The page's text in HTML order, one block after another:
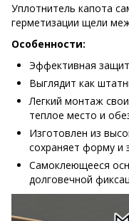
Уплотнитель капота
герметизации щели
Особенности:
Эффективная
Выглядит как
Легкий монтаж
теплое место и
Изготовлен из
сохраняет форму и
Самоклеющееся
долговечной